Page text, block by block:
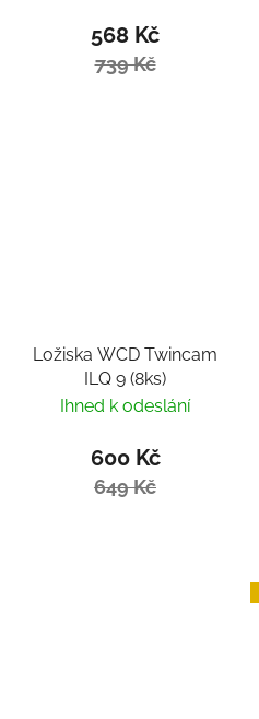
568 Kč
739 Kč
Ložiska WCD Twincam
ILQ 9 (8ks)
Ihned k odeslání
600 Kč
649 Kč